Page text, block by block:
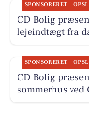
SPONSORERET
CD Bolig
lejeindtægt fra
SPONSORERET
CD Bolig
sommerhus ved